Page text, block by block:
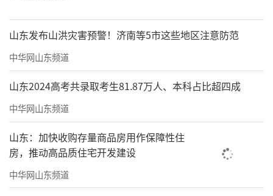
山东发布山洪灾害预警！济南等5市这些地区注意防范
中华网山东频道
山东2024高考共录取考生81.87万人、本科占比超四成
中华网山东频道
山东：加快收购存量商品房用作保障性住
房，推动高品质住宅开发建设
中华网山东频道